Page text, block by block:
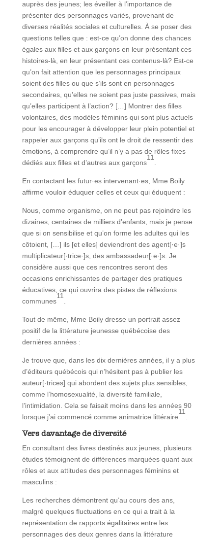
auprès des jeunes; les éveiller à l’importance de
présenter des personnages variés, provenant de
diverses réalités sociales et culturelles. À se poser des
questions telles que : est-ce qu’on donne des chances
égales aux filles et aux garçons en leur présentant ces
histoires-là, en leur présentant ces contenus-là? Est-ce
qu’on fait attention que les personnages principaux
soient des filles ou que s’ils sont en personnages
secondaires, qu’elles ne soient pas juste passives, mais
qu’elles participent à l’action? […] Montrer des filles
volontaires, des modèles féminins qui sont plus actuels
pour les encourager à développer leur plein potentiel et
rappeler aux garçons qu’ils ont le droit de ressentir des
émotions, à comprendre qu’il n’y a pas de rôles fixes
dédiés aux filles et d’autres aux garçons
11
En contactant les futur·es intervenant·es, Mme Boily
affirme vouloir éduquer celles et ceux qui éduquent :
Nous, comme organisme, on ne peut pas rejoindre les
dizaines, centaines de milliers d’enfants, mais je pense
que si on sensibilise et qu’on forme les adultes qui les
côtoient, […] ils [et elles] deviendront des agent[·e·]s
multiplicateur[·trice·]s, des ambassadeur[·e·]s. Je
considère aussi que ces rencontres seront des
occasions enrichissantes de partager des pratiques
éducatives, ce qui ouvrira des pistes de réflexions
communes
11
Tout de même, Mme Boily dresse un portrait assez
positif de la littérature jeunesse québécoise des
dernières années :
Je trouve que, dans les dix dernières années, il y a plus
d’éditeurs québécois qui n’hésitent pas à publier les
auteur[·trices] qui abordent des sujets plus sensibles,
comme l’homosexualité, la diversité familiale,
l’intimidation. Cela se faisait moins dans les années 90
lorsque j’ai commencé comme animatrice littéraire
11
Vers davantage de diversité
En consultant des livres destinés aux jeunes, plusieurs
études témoignent de différences marquées quant aux
rôles et aux attitudes des personnages féminins et
masculins :
Les recherches démontrent qu’au cours des ans,
malgré quelques fluctuations en ce qui a trait à la
représentation de rapports égalitaires entre les
personnages des deux genres dans la littérature